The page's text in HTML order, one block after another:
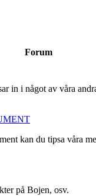
Forum
in i något av våra
kan du tipsa våra
på Bojen, osv.